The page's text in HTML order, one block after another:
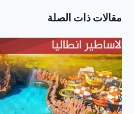
مقالات ذات الصلة